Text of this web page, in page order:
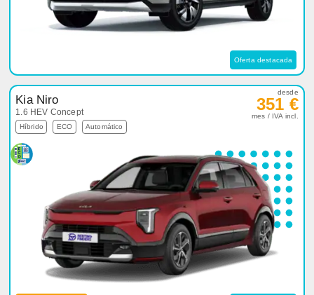
Oferta destacada
Kia Niro
1.6 HEV Concept
Híbrido ECO Automático
desde
351 €
mes / IVA incl.